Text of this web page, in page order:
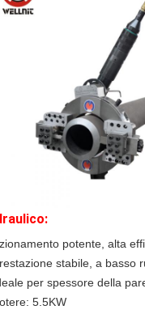
potente, alta
stabile, a basso
per spessore della
5.5KW